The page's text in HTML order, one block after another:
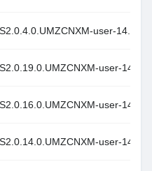
user-14.0
user-14.0
user-14.0
user-14.0